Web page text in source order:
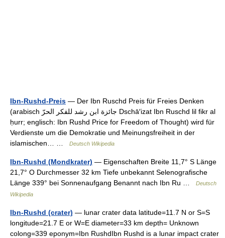
Ibn-Rushd-Preis — Der Ibn Ruschd Preis für Freies Denken
(arabisch ‏جائزة ابن رشد للفكر الحرّ‎ Dschā′izat Ibn Ruschd lil fikr al
ḥurr; englisch: Ibn Rushd Price for Freedom of Thought) wird für
Verdienste um die Demokratie und Meinungsfreiheit in der
islamischen… …
Deutsch Wikipedia
Ibn-Rushd (Mondkrater) — Eigenschaften Breite 11,7° S Länge
21,7° O Durchmesser 32 km Tiefe unbekannt Selenografische
Länge 339° bei Sonnenaufgang Benannt nach Ibn Ru …
Deutsch
Wikipedia
Ibn-Rushd (crater) — lunar crater data latitude=11.7 N or S=S
longitude=21.7 E or W=E diameter=33 km depth= Unknown
colong=339 eponym=Ibn RushdIbn Rushd is a lunar impact crater